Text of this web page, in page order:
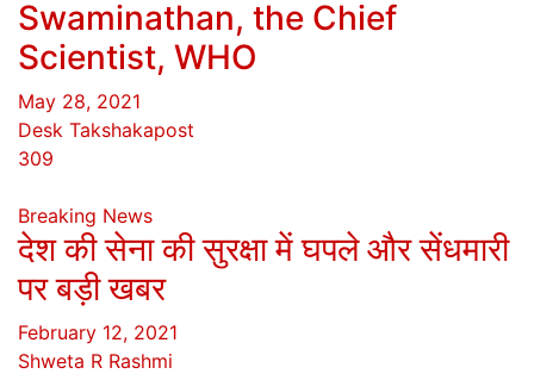
Swaminathan, the Chief
Scientist, WHO
May 28, 2021
Desk Takshakapost
309
Breaking News
देश की सेना की सुरक्षा में घपले और सेंधमारी
पर बड़ी खबर
February 12, 2021
Shweta R Rashmi